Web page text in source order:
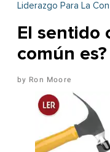
Liderazgo Para La
El sentido
común es?
Ron Moore